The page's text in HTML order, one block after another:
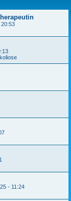
20:53
- 11:24